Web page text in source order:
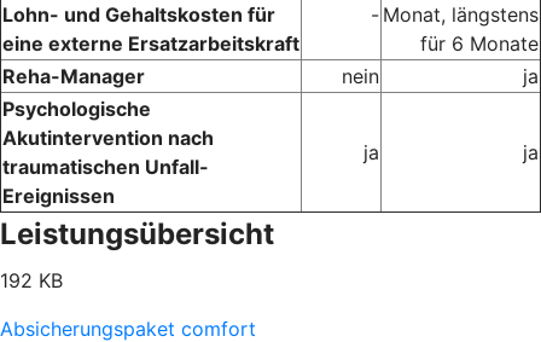
Lohn- und Gehaltskosten für
eine externe Ersatzarbeitskraft
- Monat, längstens
für 6 Monate
Reha-Manager
nein
ja
Psychologische
Akutintervention nach
traumatischen Unfall-
Ereignissen
ja ja
Leistungsübersicht
192 KB
Absicherungspaket comfort